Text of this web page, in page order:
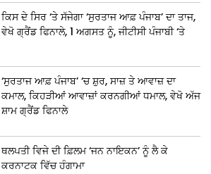
ਕਿਸ ਦੇ ਸਿਰ ‘ਤੇ ਸੱਜੇਗਾ ‘ਸੁਰਤਾਜ ਆਫ਼ ਪੰਜਾਬ’ ਦਾ ਤਾਜ,
ਵੇਖੋ ਗ੍ਰੈਂਡ ਫਿਨਾਲੇ, 1 ਅਗਸਤ ਨੂੰ, ਜੀਟੀਸੀ ਪੰਜਾਬੀ ‘ਤੇ
‘ਸੁਰਤਾਜ ਆਫ਼ ਪੰਜਾਬ’ ‘ਚ ਸ਼ੁਰ, ਸਾਜ਼ ਤੇ ਆਵਾਜ਼ ਦਾ
ਕਮਾਲ, ਕਿਹੜੀਆਂ ਆਵਾਜ਼ਾਂ ਕਰਨਗੀਆਂ ਧਮਾਲ, ਵੇਖੋ ਅੱਜ
ਸ਼ਾਮ ਗ੍ਰੈਂਡ ਫਿਨਾਲੇ
ਥਲਪਤੀ ਵਿਜੇ ਦੀ ਫ਼ਿਲਮ ‘ਜਨ ਨਾਇਕਨ’ ਨੂੰ ਲੈ ਕੇ
ਕਰਨਾਟਕ ਵਿੱਚ ਹੰਗਾਮਾ